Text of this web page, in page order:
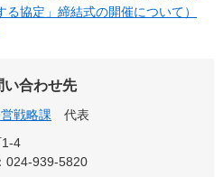
協定」締結式の開催について）
い合わせ先
戦略課
代表
4
024-939-5820